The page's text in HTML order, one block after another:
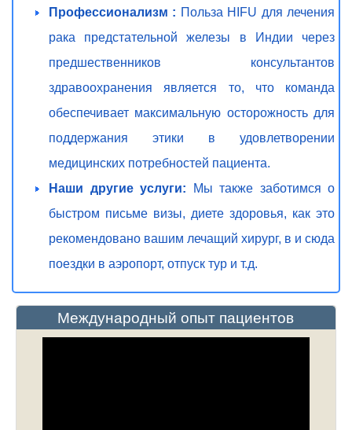
Профессионализм : Польза HIFU для лечения
рака предстательной железы в Индии через
предшественников консультантов
здравоохранения является то, что команда
обеспечивает максимальную осторожность для
поддержания этики в удовлетворении
медицинских потребностей пациента.
Наши другие услуги: Мы также заботимся о
быстром письме визы, диете здоровья, как это
рекомендовано вашим лечащий хирург, в и сюда
поездки в аэропорт, отпуск тур и т.д.
Международный опыт пациентов